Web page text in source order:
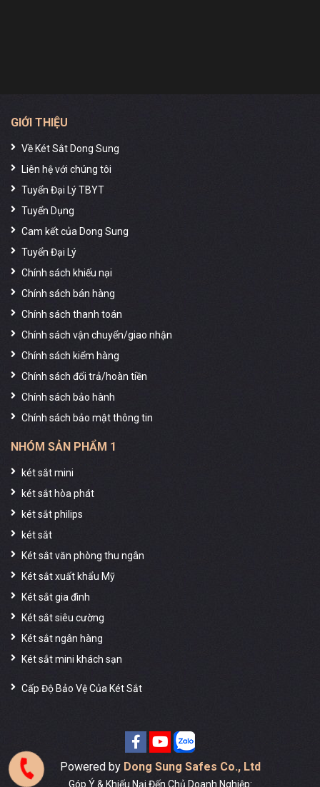
GIỚI THIỆU
Về Két Sắt Dong Sung
Liên hệ với chúng tôi
Tuyển Đại Lý TBYT
Tuyển Dụng
Cam kết của Dong Sung
Tuyển Đại Lý
Chính sách khiếu nại
Chính sách bán hàng
Chính sách thanh toán
Chính sách vận chuyển/giao nhận
Chính sách kiểm hàng
Chính sách đổi trả/hoàn tiền
Chính sách bảo hành
Chính sách bảo mật thông tin
NHÓM SẢN PHẨM 1
két sắt mini
két sắt hòa phát
két sắt philips
két sắt
Két sắt văn phòng thu ngân
Két sắt xuất khẩu Mỹ
Két sắt gia đình
Két sắt siêu cường
Két sắt ngân hàng
Két sắt mini khách sạn
Cấp Độ Bảo Vệ Của Két Sắt
Powered by Dong Sung Safes Co., Ltd
Góp Ý & Khiếu Nại Đến Chủ Doanh Nghiệp: